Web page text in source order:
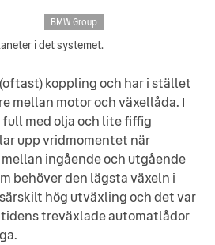
BMW Group
i det systemet.
koppling och har i stället
mellan motor och växellåda. I
med olja och lite fiffig
upp vridmomentet när
ingående och utgående
behöver den lägsta växeln i
hög utväxling och det var
treväxlade automatlådor